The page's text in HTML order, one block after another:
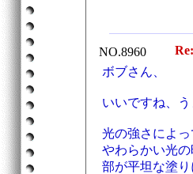
NO.8960 Re:
ボブさん、
いいですね、う
光の強さによ
やわらかい光
部が平坦な塗り